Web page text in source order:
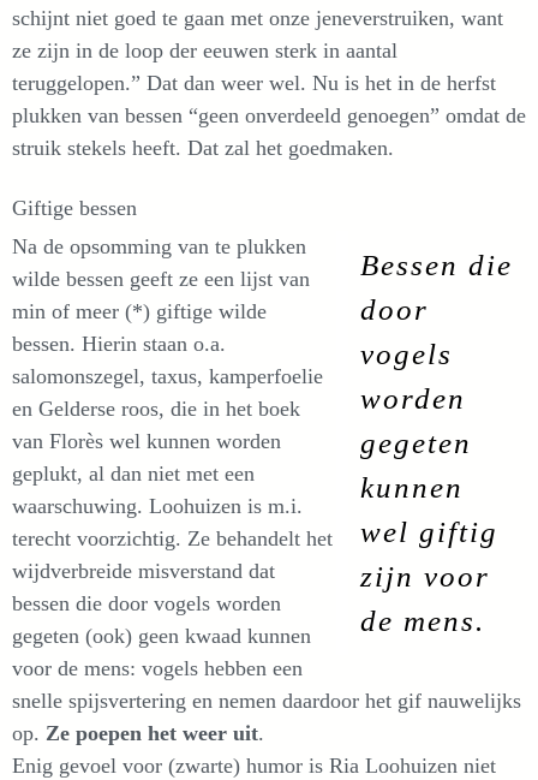
schijnt niet goed te gaan met onze jeneverstruiken, want
ze zijn in de loop der eeuwen sterk in aantal
teruggelopen.” Dat dan weer wel. Nu is het in de herfst
plukken van bessen “geen onverdeeld genoegen” omdat de
struik stekels heeft. Dat zal het goedmaken.
Giftige bessen
Bessen die
door
vogels
worden
gegeten
kunnen
wel giftig
zijn voor
de mens.
Na de opsomming van te plukken
wilde bessen geeft ze een lijst van
min of meer (*) giftige wilde
bessen. Hierin staan o.a.
salomonszegel, taxus, kamperfoelie
en Gelderse roos, die in het boek
van Florès wel kunnen worden
geplukt, al dan niet met een
waarschuwing. Loohuizen is m.i.
terecht voorzichtig. Ze behandelt het
wijdverbreide misverstand dat
bessen die door vogels worden
gegeten (ook) geen kwaad kunnen
voor de mens: vogels hebben een
snelle spijsvertering en nemen daardoor het gif nauwelijks
op. Ze poepen het weer uit.
Enig gevoel voor (zwarte) humor is Ria Loohuizen niet